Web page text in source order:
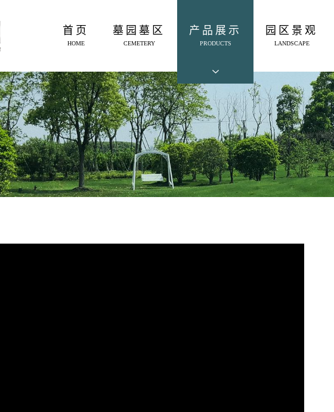
首页
HOME
墓园墓区
CEMETERY
产品展示
PRODUCTS
园区景观
LANDSCAPE